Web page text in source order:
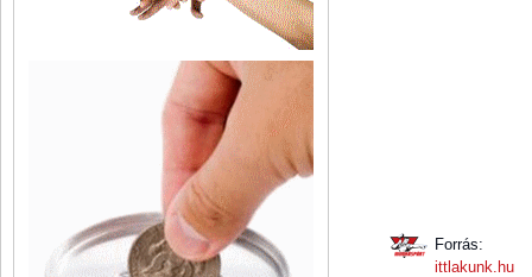
Forrás:
ittlakunk.hu